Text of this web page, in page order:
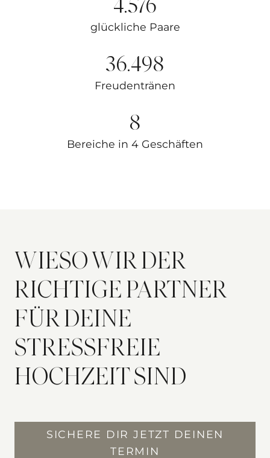
4.576
glückliche Paare
36.498
Freudentränen
8
Bereiche in 4 Geschäften
WIESO WIR DER
RICHTIGE PARTNER
FÜR DEINE
STRESSFREIE
HOCHZEIT SIND
SICHERE DIR JETZT DEINEN
TERMIN